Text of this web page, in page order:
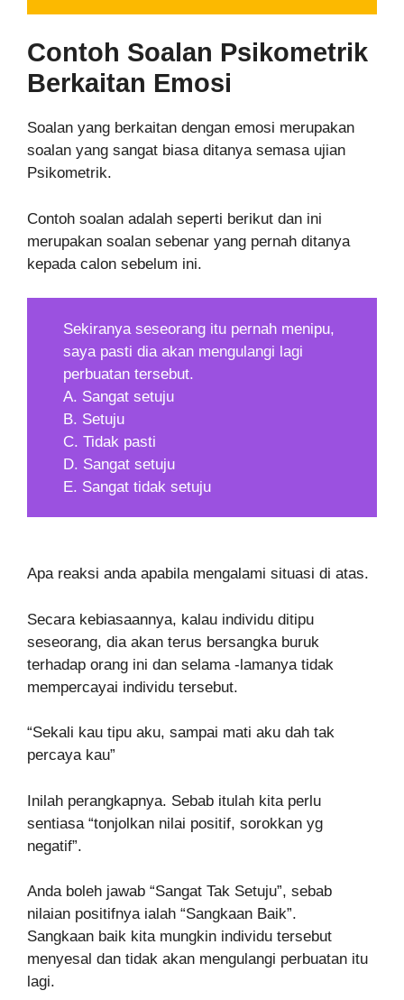
Contoh Soalan Psikometrik
Berkaitan Emosi
Soalan yang berkaitan dengan emosi merupakan
soalan yang sangat biasa ditanya semasa ujian
Psikometrik.
Contoh soalan adalah seperti berikut dan ini
merupakan soalan sebenar yang pernah ditanya
kepada calon sebelum ini.
Sekiranya seseorang itu pernah menipu,
saya pasti dia akan mengulangi lagi
perbuatan tersebut.
A. Sangat setuju
B. Setuju
C. Tidak pasti
D. Sangat setuju
E. Sangat tidak setuju
Apa reaksi anda apabila mengalami situasi di atas.
Secara kebiasaannya, kalau individu ditipu
seseorang, dia akan terus bersangka buruk
terhadap orang ini dan selama -lamanya tidak
mempercayai individu tersebut.
“Sekali kau tipu aku, sampai mati aku dah tak
percaya kau”
Inilah perangkapnya. Sebab itulah kita perlu
sentiasa “tonjolkan nilai positif, sorokkan yg
negatif”.
Anda boleh jawab “Sangat Tak Setuju”, sebab
nilaian positifnya ialah “Sangkaan Baik”.
Sangkaan baik kita mungkin individu tersebut
menyesal dan tidak akan mengulangi perbuatan itu
lagi.